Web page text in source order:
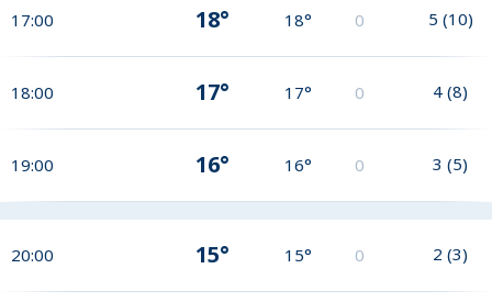
17:00 18° 18° 0 5 (10)
18:00 17° 17° 0 4 (8)
19:00 16° 16° 0 3 (5)
20:00 15° 15° 0 2 (3)